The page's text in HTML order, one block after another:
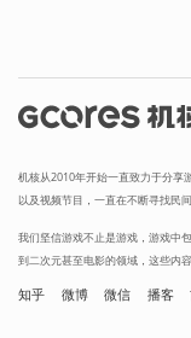
机核从2010年开始一直致力于分享
以及视频节目，一直在不断寻找民
我们坚信游戏不止是游戏，游戏中
到二次元甚至电影的领域，这些内
知乎 微博 微信 播客